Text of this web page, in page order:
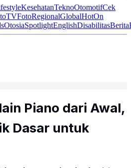
KesehatanTeknoOtomotifCek
TVFotoRegionalGlobalHotOn
OtosiaSpotlightEnglishDisabilitasBerita
Piano dari Awal,
Dasar untuk